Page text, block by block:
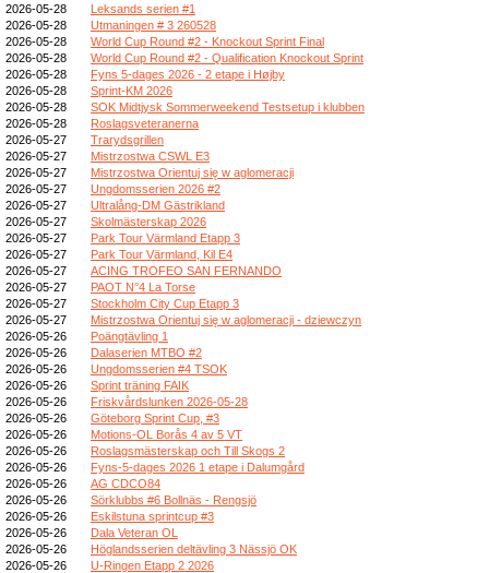
2026-05-28
Leksands serien #1
2026-05-28
Utmaningen # 3 260528
2026-05-28
World Cup Round #2 - Knockout Sprint Final
2026-05-28
World Cup Round #2 - Qualification Knockout Sprint
2026-05-28
Fyns 5-dages 2026 - 2 etape i Højby
2026-05-28
Sprint-KM 2026
2026-05-28
SOK Midtjysk Sommerweekend Testsetup i klubben
2026-05-28
Roslagsveteranerna
2026-05-27
Trarydsgrillen
2026-05-27
Mistrzostwa CSWL E3
2026-05-27
Mistrzostwa Orientuj się w aglomeracji
2026-05-27
Ungdomsserien 2026 #2
2026-05-27
Ultralång-DM Gästrikland
2026-05-27
Skolmästerskap 2026
2026-05-27
Park Tour Värmland Etapp 3
2026-05-27
Park Tour Värmland, Kil E4
2026-05-27
ACING TROFEO SAN FERNANDO
2026-05-27
PAOT N°4 La Torse
2026-05-27
Stockholm City Cup Etapp 3
2026-05-27
Mistrzostwa Orientuj się w aglomeracji - dziewczyn
2026-05-26
Poängtävling 1
2026-05-26
Dalaserien MTBO #2
2026-05-26
Ungdomsserien #4 TSOK
2026-05-26
Sprint träning FAIK
2026-05-26
Friskvårdslunken 2026-05-28
2026-05-26
Göteborg Sprint Cup, #3
2026-05-26
Motions-OL Borås 4 av 5 VT
2026-05-26
Roslagsmästerskap och Till Skogs 2
2026-05-26
Fyns-5-dages 2026 1 etape i Dalumgård
2026-05-26
AG CDCO84
2026-05-26
Sörklubbs #6 Bollnäs - Rengsjö
2026-05-26
Eskilstuna sprintcup #3
2026-05-26
Dala Veteran OL
2026-05-26
Höglandsserien deltävling 3 Nässjö OK
2026-05-26
U-Ringen Etapp 2 2026